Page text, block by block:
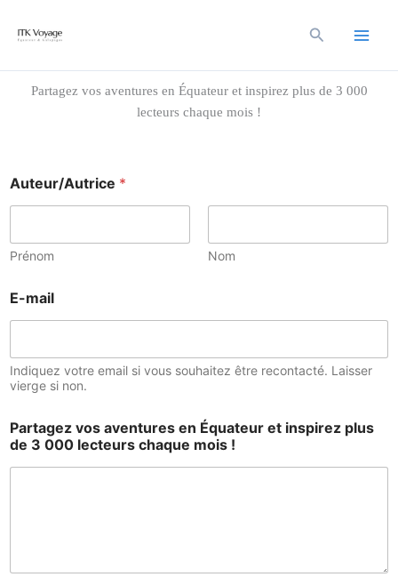
Rechercher
Partagez vos aventures en Équateur et inspirez plus de 3 000
lecteurs chaque mois !
Auteur/Autrice *
Prénom Nom
E-mail
Indiquez votre email si vous souhaitez être recontacté. Laisser
vierge si non.
Partagez vos aventures en Équateur et inspirez plus
de 3 000 lecteurs chaque mois !